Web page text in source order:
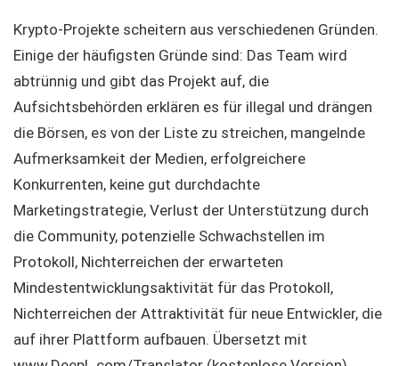
Krypto-Projekte scheitern aus verschiedenen Gründen.
Einige der häufigsten Gründe sind: Das Team wird
abtrünnig und gibt das Projekt auf, die
Aufsichtsbehörden erklären es für illegal und drängen
die Börsen, es von der Liste zu streichen, mangelnde
Aufmerksamkeit der Medien, erfolgreichere
Konkurrenten, keine gut durchdachte
Marketingstrategie, Verlust der Unterstützung durch
die Community, potenzielle Schwachstellen im
Protokoll, Nichterreichen der erwarteten
Mindestentwicklungsaktivität für das Protokoll,
Nichterreichen der Attraktivität für neue Entwickler, die
auf ihrer Plattform aufbauen. Übersetzt mit